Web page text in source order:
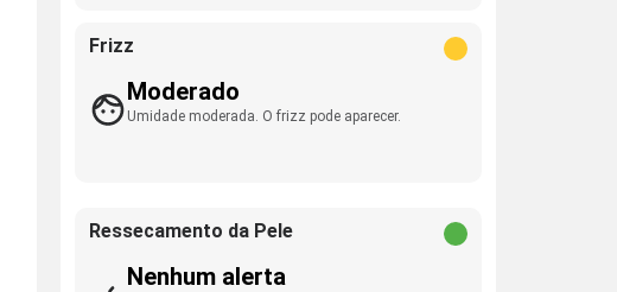
Frizz
Moderado
Umidade moderada. O frizz pode aparecer.
Ressecamento da Pele
Nenhum alerta